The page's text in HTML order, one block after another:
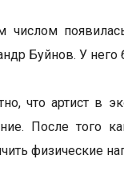
числом
Буйнов. У
что артист в
После того
физические